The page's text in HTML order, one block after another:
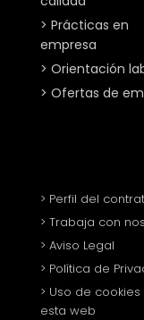
> Prácticas en
empresa
> Orientación
> Ofertas de
> Perfil del
> Trabaja con
> Aviso Legal
> Política de
> Uso de cookies
esta web